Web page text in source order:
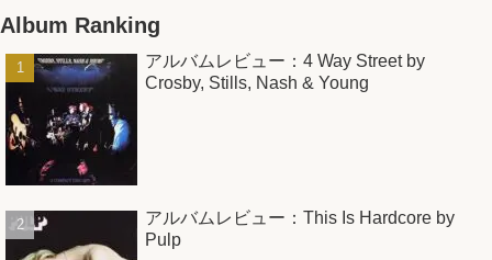
Album Ranking
アルバムレビュー：4 Way Street by
Crosby, Stills, Nash & Young
アルバムレビュー：This Is Hardcore by
Pulp